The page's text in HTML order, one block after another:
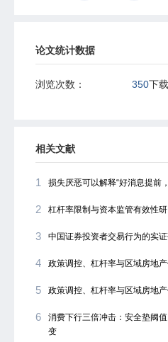
论文统计数据
浏览次数： 350下
相关文献
1 损失厌恶可以解释“好消息提前
2 杠杆率限制与资本监管有效性
3 中国证券投资者交易行为的实
4 政策调控、杠杆率与区域房地
5 政策调控、杠杆率与区域房地
6
消费下行三倍冲击：安全垫阈
变